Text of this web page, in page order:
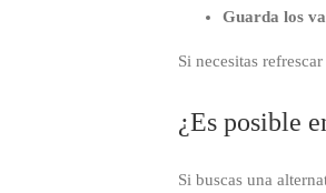
Guarda los
Si necesitas
¿Es posible
Si buscas una